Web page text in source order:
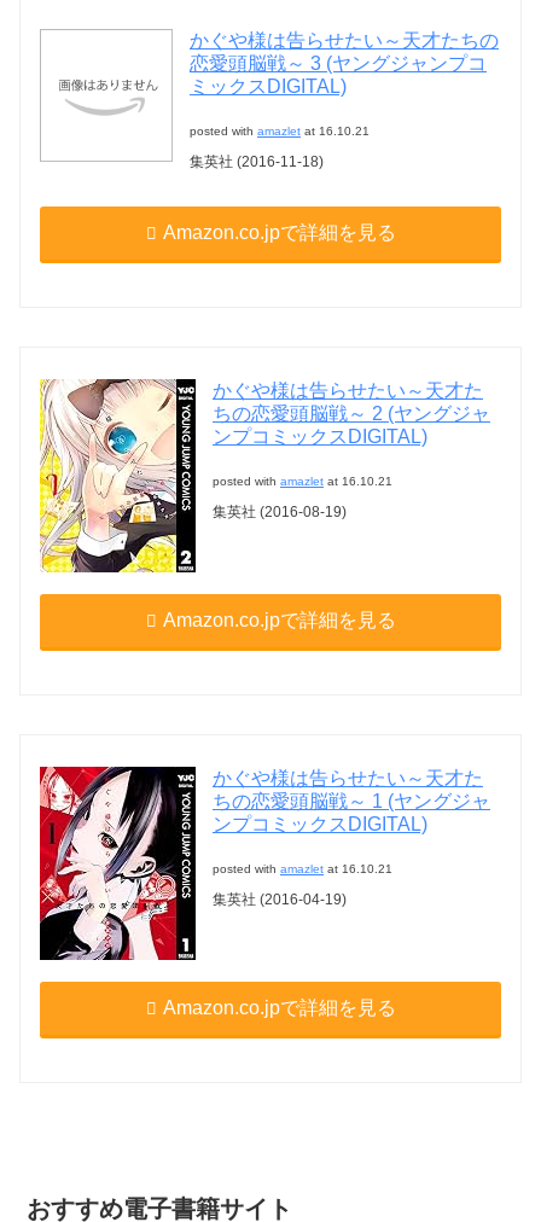
かぐや様は告らせたい～天才たちの
恋愛頭脳戦～ 3 (ヤングジャンプコ
ミックスDIGITAL)
posted with amazlet at 16.10.21
集英社 (2016-11-18)
Amazon.co.jpで詳細を見る
かぐや様は告らせたい～天才た
ちの恋愛頭脳戦～ 2 (ヤングジャ
ンプコミックスDIGITAL)
posted with amazlet at 16.10.21
集英社 (2016-08-19)
Amazon.co.jpで詳細を見る
かぐや様は告らせたい～天才た
ちの恋愛頭脳戦～ 1 (ヤングジャ
ンプコミックスDIGITAL)
posted with amazlet at 16.10.21
集英社 (2016-04-19)
Amazon.co.jpで詳細を見る
おすすめ電子書籍サイト